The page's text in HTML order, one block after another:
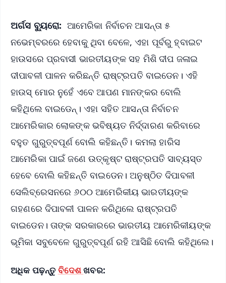
ଅର୍ଗସ ବ୍ୟୁରୋ: ଆମେରିକା ନିର୍ବାଚନ ଆସନ୍ତା ୫
ନଭେମ୍ବରରେ ହେବାକୁ ଥିବା ବେଳେ, ଏହା ପୂର୍ବରୁ ହ୍ବାଇଟ
ହାଉସରେ ପ୍ରବାସୀ ଭାରତୀୟଙ୍କ ସହ ମିଶି ଦୀପ ଜଳାଇ
ଦୀପାବଳୀ ପାଳନ କରିଛନ୍ତି ରାଷ୍ଟ୍ରପତି ବାଇଡେନ। ଏହି
ହାଉସ୍ ମୋର ନୁହେଁ ଏବେ ଆପଣ ମାନଙ୍କର ବୋଲି
କହିଥିଲେ ବାଇଡେନ୍। ଏହା ସହିତ ଆସନ୍ତା ନିର୍ବାଚନ
ଆମେରିକାର ଲୋକଙ୍କ ଭବିଷ୍ୟତ ନିର୍ଦ୍ଦାରଣ କରିବାରେ
ବହୁତ ଗୁରୁତ୍ବପୂର୍ଣ ବୋଲି କହିଛନ୍ତି। କମଲା ହାରିସ
ଆମେରିକା ପାଇଁ ଜଣେ ଉତ୍କୃଷ୍ଟ ରାଷ୍ଟ୍ରପତି ସାବ୍ୟସ୍ତ
ହେବେ ବୋଲି କହିଛନ୍ତି ବାଇଡେନ। ଅନୁଷ୍ଠିତ ଦିପାବଳୀ
ସେଲିବ୍ରେସନରେ ୬୦୦ ଆମେରିକୀୟ ଭାରତୀୟଙ୍କ
ଗହଣରେ ଦିପାବଳୀ ପାଳନ କରିଥିଲେ ରାଷ୍ଟ୍ରପତି
ବାଇଡେନ। ତାଙ୍କ ସରକାରରେ ଭାରତୀୟ ଆମେରିକୀୟଙ୍କ
ଭୂମିକା ସବୁବେଳେ ଗୁରୁତ୍ବପୂର୍ଣ ରହି ଆସିଛି ବୋଲି କହିଥିଲେ।
ଅଧିକ ପଢ଼ନ୍ତୁ ବିଦେଶଖବର: